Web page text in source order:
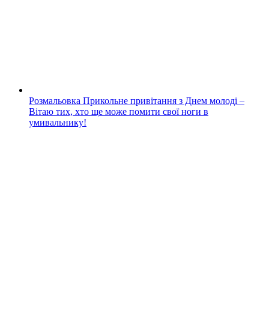
Розмальовка Прикольне привітання з Днем молоді –
Вітаю тих, хто ще може помити свої ноги в
умивальнику!